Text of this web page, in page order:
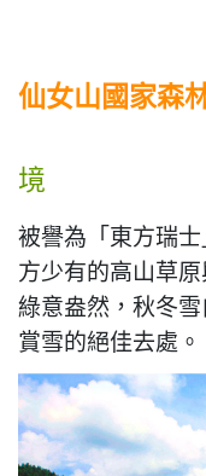
仙女山國家森
境
被譽為「東方瑞
方少有的高山草
綠意盎然，秋冬
賞雪的絕佳去處。